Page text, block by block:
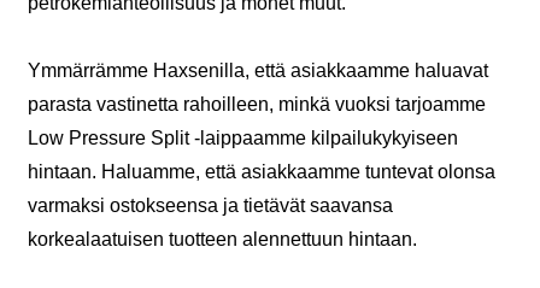
Ymmärrämme Haxsenilla, että asiakkaamme haluavat
parasta vastinetta rahoilleen, minkä vuoksi tarjoamme
Low Pressure Split -laippaamme kilpailukykyiseen
hintaan. Haluamme, että asiakkaamme tuntevat olonsa
varmaksi ostokseensa ja tietävät saavansa
korkealaatuisen tuotteen alennettuun hintaan.